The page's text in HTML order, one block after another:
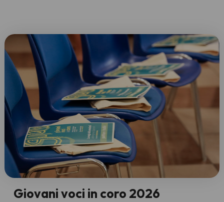
Giovani voci in coro 2026